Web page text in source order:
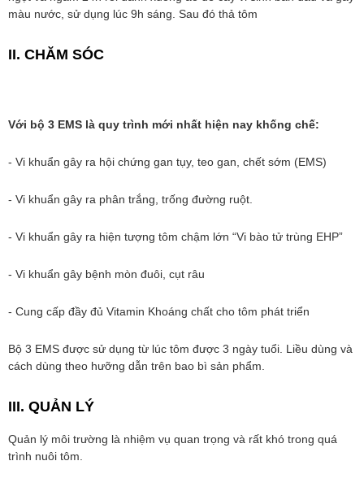
màu nước, sử dụng lúc 9h sáng. Sau đó thả tôm
II. CHĂM SÓC
Với bộ 3 EMS là quy trình mới nhất hiện nay khống chế:
- Vi khuẩn gây ra hội chứng gan tụy, teo gan, chết sớm (EMS)
- Vi khuẩn gây ra phân trắng, trống đường ruột.
- Vi khuẩn gây ra hiện tượng tôm chậm lớn “Vi bào tử trùng EHP”
- Vi khuẩn gây bệnh mòn đuôi, cụt râu
- Cung cấp đầy đủ Vitamin Khoáng chất cho tôm phát triển
Bộ 3 EMS được sử dụng từ lúc tôm được 3 ngày tuổi. Liều dùng và
cách dùng theo hưỡng dẫn trên bao bì sản phẩm.
III. QUẢN LÝ
Quản lý môi trường là nhiệm vụ quan trọng và rất khó trong quá
trình nuôi tôm.